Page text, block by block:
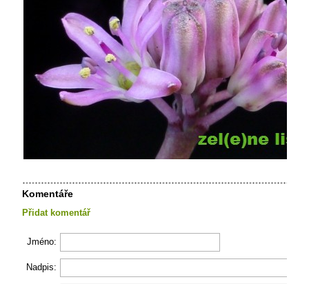
Komentáře
Přidat komentář
Jméno:
Nadpis: